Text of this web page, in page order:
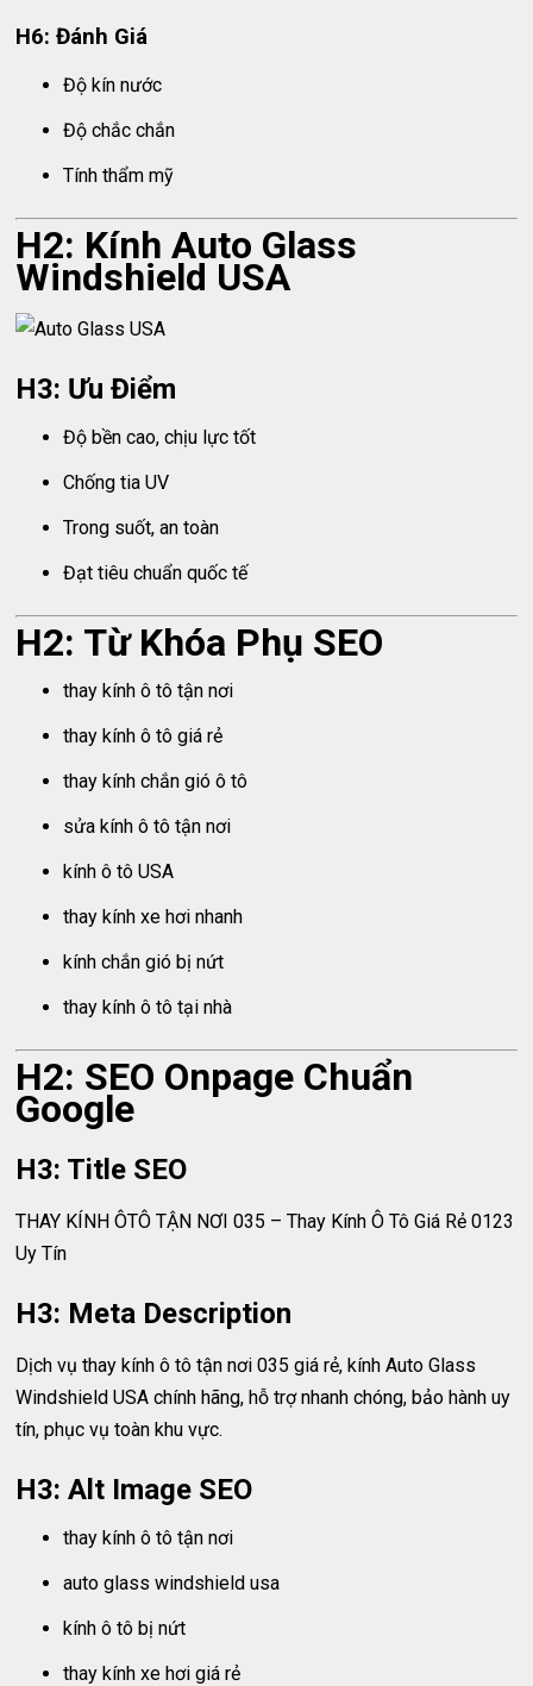
H6: Đánh Giá
Độ kín nước
Độ chắc chắn
Tính thẩm mỹ
H2: Kính Auto Glass
Windshield USA
H3: Ưu Điểm
Độ bền cao, chịu lực tốt
Chống tia UV
Trong suốt, an toàn
Đạt tiêu chuẩn quốc tế
H2: Từ Khóa Phụ SEO
thay kính ô tô tận nơi
thay kính ô tô giá rẻ
thay kính chắn gió ô tô
sửa kính ô tô tận nơi
kính ô tô USA
thay kính xe hơi nhanh
kính chắn gió bị nứt
thay kính ô tô tại nhà
H2: SEO Onpage Chuẩn
Google
H3: Title SEO
THAY KÍNH ÔTÔ TẬN NƠI 035 – Thay Kính Ô Tô Giá Rẻ 0123
Uy Tín
H3: Meta Description
Dịch vụ thay kính ô tô tận nơi 035 giá rẻ, kính Auto Glass
Windshield USA chính hãng, hỗ trợ nhanh chóng, bảo hành uy
tín, phục vụ toàn khu vực.
H3: Alt Image SEO
thay kính ô tô tận nơi
auto glass windshield usa
kính ô tô bị nứt
thay kính xe hơi giá rẻ